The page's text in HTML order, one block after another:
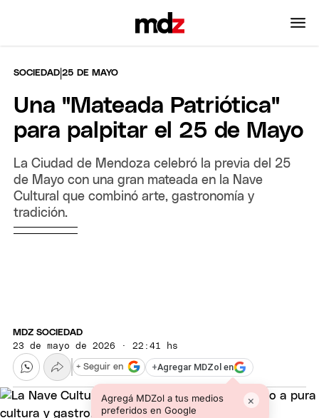
SOCIEDAD |25 DE MAYO
Una "Mateada Patriótica"
para palpitar el 25 de Mayo
La Ciudad de Mendoza celebró la previa del 25
de Mayo con una gran mateada en la Nave
Cultural que combinó arte, gastronomía y
tradición.
MDZ SOCIEDAD
23 de mayo de 2026 · 22:41 hs
+Agregar MDZol en
Agregá MDZol a tus medios
preferidos en Google
×
+ Seguir en